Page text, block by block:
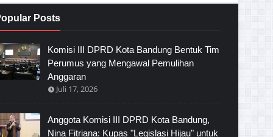
Posts
Komisi III DPRD Kota Bandung Bentuk Tim
Perumus yang Mengawal Pemulihan
Anggaran
Juli 17, 2026
Anggota Komisi III DPRD Kota Bandung,
Nina Fitriana: Kupas "Legislasi Hijau" untuk